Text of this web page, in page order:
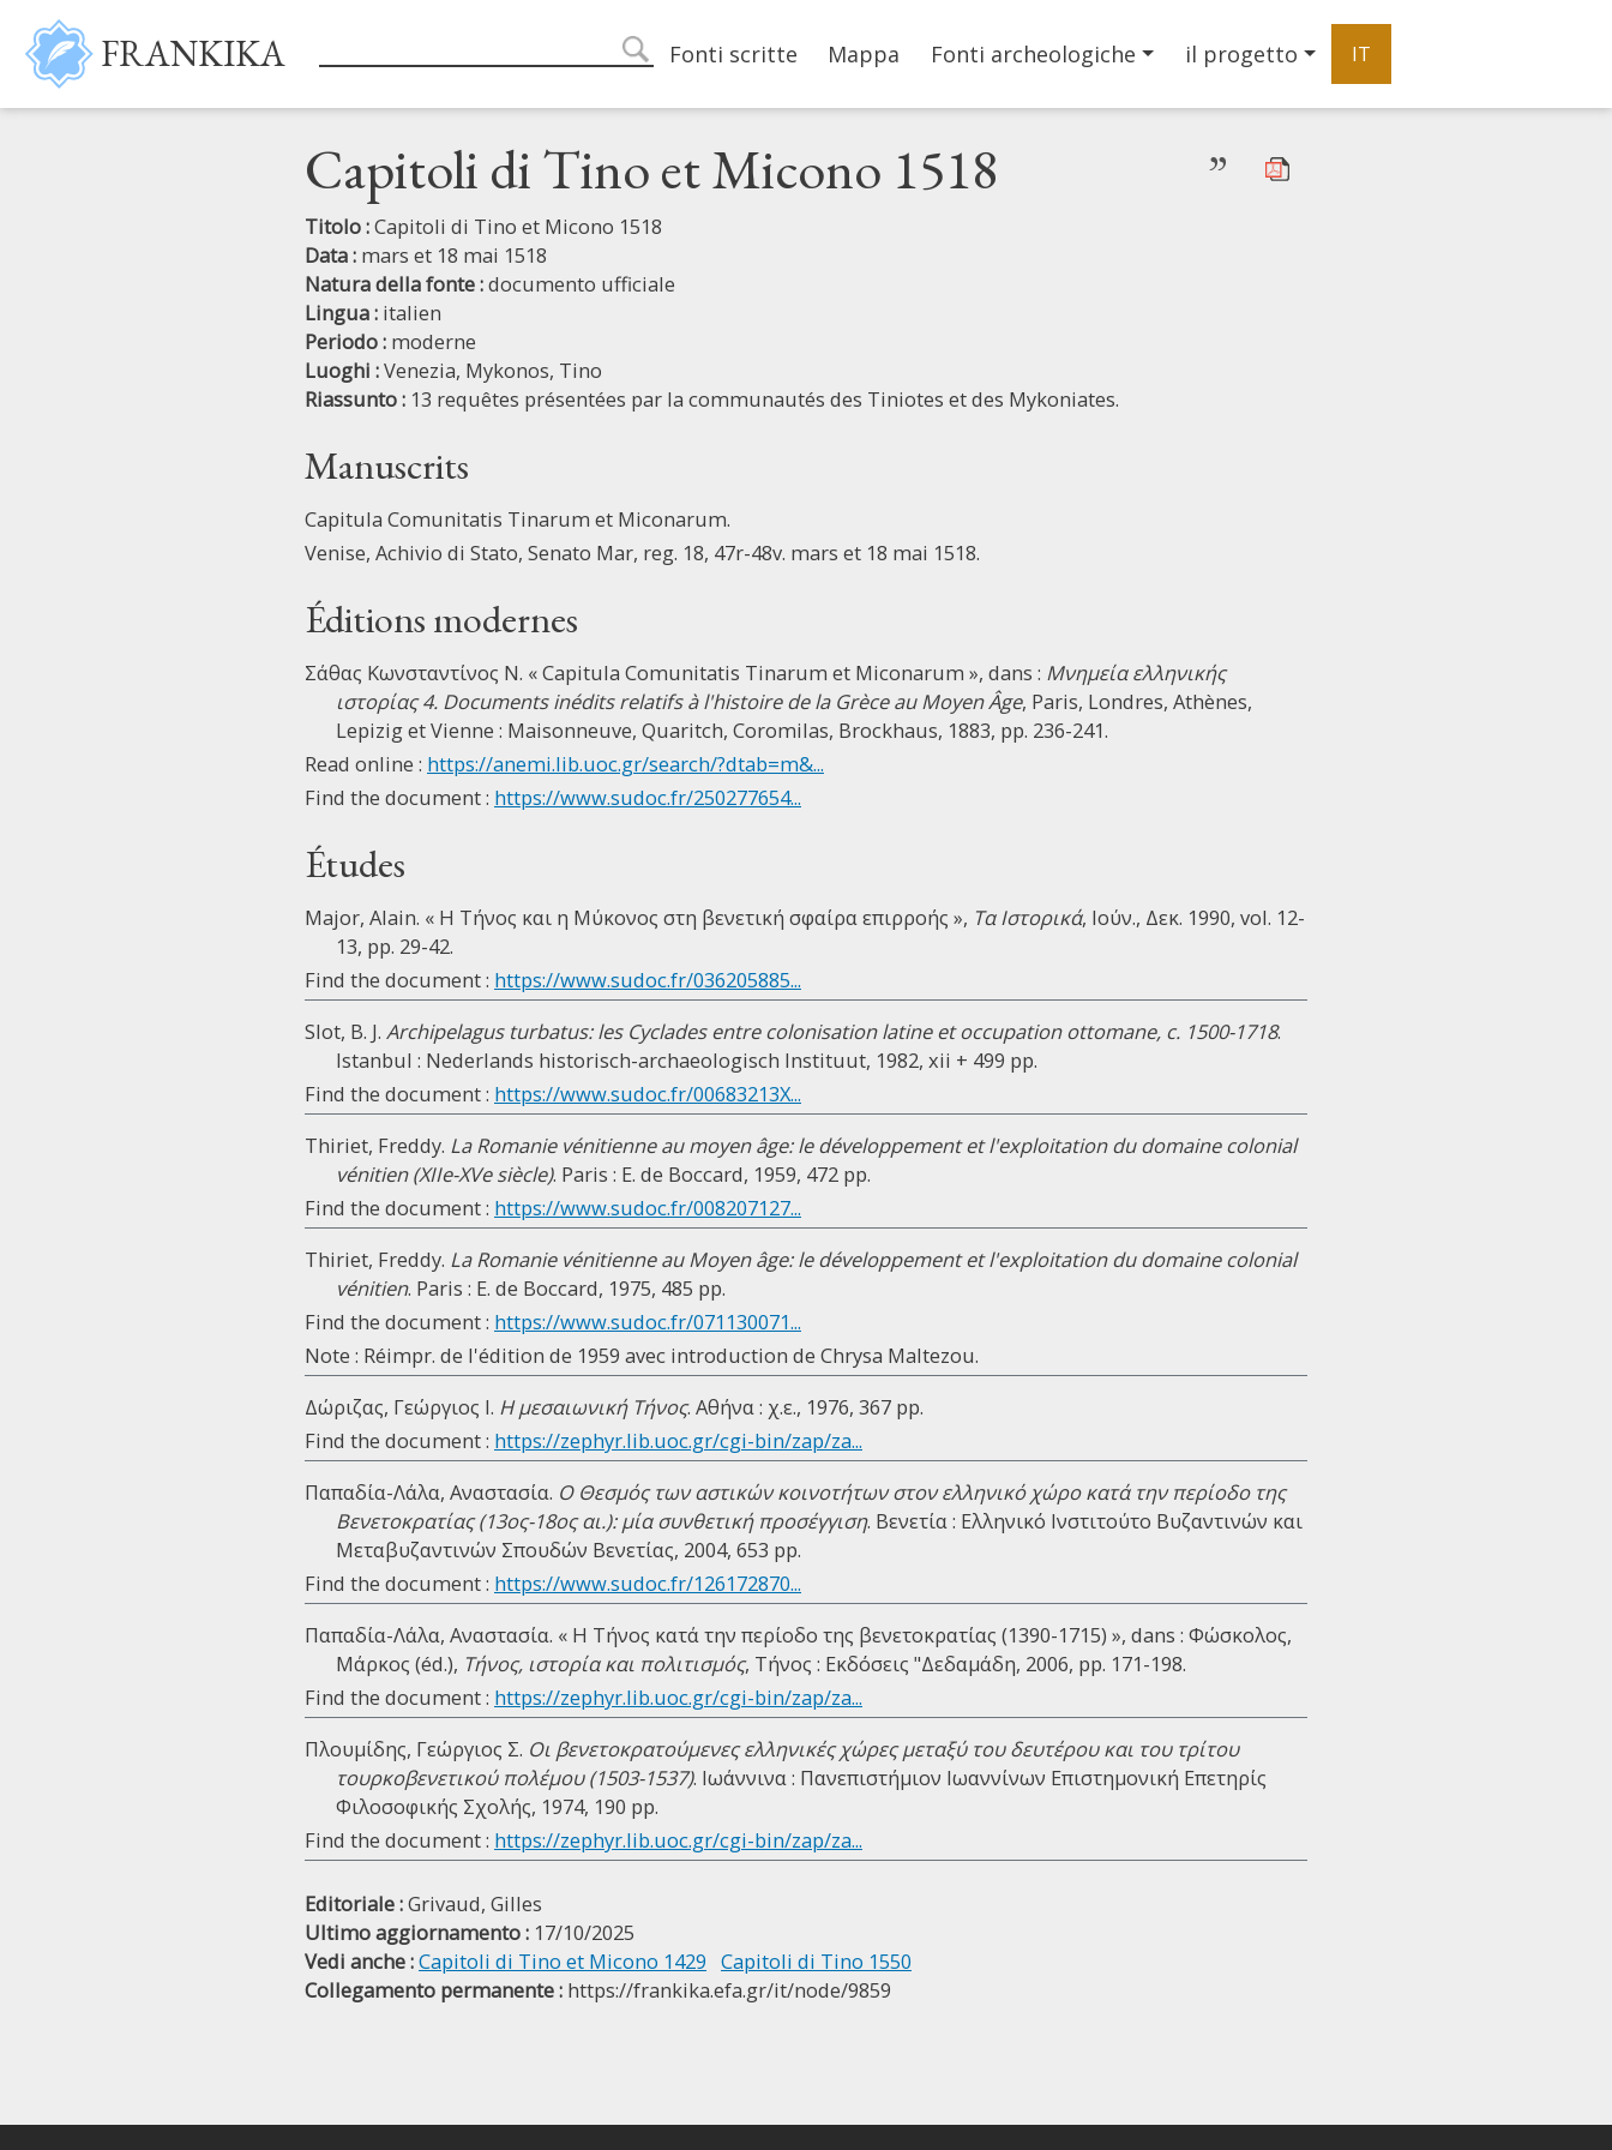
Salta al contenuto principale
FRANKIKA search
Main navigation
Fonti scritte Mappa Fonti archeologiche il progetto IT
Capitoli di Tino et Micono 1518 ”
Titolo :Capitoli di Tino et Micono 1518
Data : mars et 18 mai 1518
Natura della fonte :documento ufficiale
Lingua : italien
Periodo : moderne
Luoghi :Venezia, Mykonos, Tino
Riassunto : 13 requêtes présentées par la communautés des Tiniotes et des Mykoniates.
Manuscrits
Capitula Comunitatis Tinarum et Miconarum.
Venise, Achivio di Stato, Senato Mar, reg. 18, 47r-48v. mars et 18 mai 1518.
Éditions modernes
Σάθας Κωνσταντίνος Ν. « Capitula Comunitatis Tinarum et Miconarum », dans : Μνημεία ελληνικής
ιστορίας 4. Documents inédits relatifs à l'histoire de la Grèce au Moyen Âge, Paris, Londres, Athènes,
Lepizig et Vienne : Maisonneuve, Quaritch, Coromilas, Brockhaus, 1883, pp. 236-241.
Read online : https://anemi.lib.uoc.gr/search/?dtab=m&...
Find the document : https://www.sudoc.fr/250277654...
Études
Major, Alain. « Η Τήνος και η Μύκονος στη βενετική σφαίρα επιρροής », Τα Ιστορικά, Ιούν., Δεκ. 1990, vol. 12-
13, pp. 29-42.
Find the document : https://www.sudoc.fr/036205885...
Slot, B. J. Archipelagus turbatus: les Cyclades entre colonisation latine et occupation ottomane, c. 1500-1718.
Istanbul : Nederlands historisch-archaeologisch Instituut, 1982, xii + 499 pp.
Find the document : https://www.sudoc.fr/00683213X...
Thiriet, Freddy. La Romanie vénitienne au moyen âge: le développement et l'exploitation du domaine colonial
vénitien (XIIe-XVe siècle). Paris : E. de Boccard, 1959, 472 pp.
Find the document : https://www.sudoc.fr/008207127...
Thiriet, Freddy. La Romanie vénitienne au Moyen âge: le développement et l'exploitation du domaine colonial
vénitien. Paris : E. de Boccard, 1975, 485 pp.
Find the document : https://www.sudoc.fr/071130071...
Note : Réimpr. de l'édition de 1959 avec introduction de Chrysa Maltezou.
Δώριζας, Γεώργιος Ι. Η μεσαιωνική Τήνος. Αθήνα : χ.ε., 1976, 367 pp.
Find the document : https://zephyr.lib.uoc.gr/cgi-bin/zap/za...
Παπαδία-Λάλα, Αναστασία. Ο Θεσμός των αστικών κοινοτήτων στον ελληνικό χώρο κατά την περίοδο της
Βενετοκρατίας (13ος-18ος αι.): μία συνθετική προσέγγιση. Βενετία : Ελληνικό Ινστιτούτο Βυζαντινών και
Μεταβυζαντινών Σπουδών Βενετίας, 2004, 653 pp.
Find the document : https://www.sudoc.fr/126172870...
Παπαδία-Λάλα, Αναστασία. « Η Τήνος κατά την περίοδο της βενετοκρατίας (1390-1715) », dans : Φώσκολος,
Μάρκος (éd.), Τήνος, ιστορία και πολιτισμός, Τήνος : Εκδόσεις "Δεδαμάδη, 2006, pp. 171-198.
Find the document : https://zephyr.lib.uoc.gr/cgi-bin/zap/za...
Πλουμίδης, Γεώργιος Σ. Οι βενετοκρατούμενες ελληνικές χώρες μεταξύ του δευτέρου και του τρίτου
τουρκοβενετικού πολέμου (1503-1537). Ιωάννινα : Πανεπιστήμιον Ιωαννίνων Επιστημονική Επετηρίς
Φιλοσοφικής Σχολής, 1974, 190 pp.
Find the document : https://zephyr.lib.uoc.gr/cgi-bin/zap/za...
Editoriale :Grivaud, Gilles
Ultimo aggiornamento : 17/10/2025
Vedi anche :Capitoli di Tino et Micono 1429 Capitoli di Tino 1550
Collegamento permanente : https://frankika.efa.gr/it/node/9859